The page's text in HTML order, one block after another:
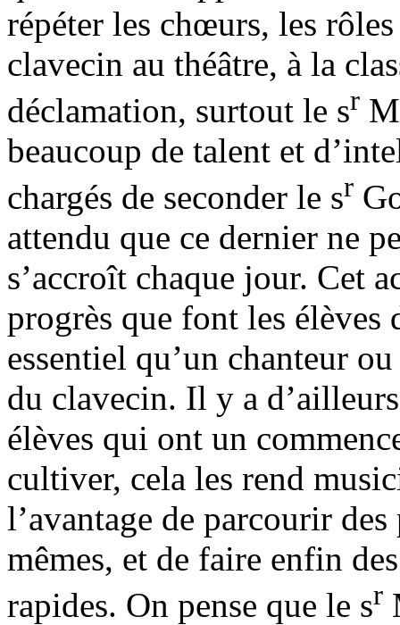
répéter les chœurs, les
clavecin au théâtre, à la
déclamation, surtout le sr
beaucoup de talent et
chargés de seconder le sr
attendu que ce dernier ne
s’accroît chaque jour. Cet
progrès que font les élèves
essentiel qu’un chanteur
du clavecin. Il y a
élèves qui ont un
cultiver, cela les rend
l’avantage de parcourir
mêmes, et de faire enfin
rapides. On pense que le sr